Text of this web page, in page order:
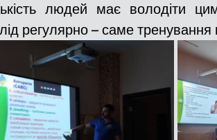
людей має володіти
регулярно – саме